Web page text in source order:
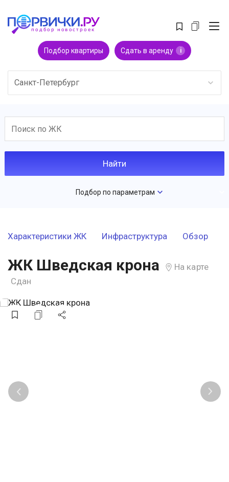
Подбор квартиры Сдать в аренду i
Санкт-Петербург
Подбор по параметрам
Характеристики ЖК Инфраструктура Обзор
ЖК Шведская крона
На карте
Сдан